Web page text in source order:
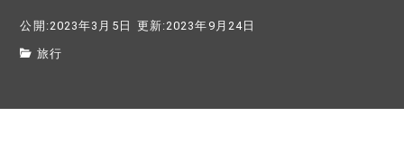
公開:2023年3月5日 更新:2023年9月24日
旅行